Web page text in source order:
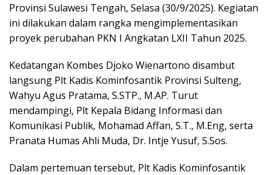
Provinsi Sulawesi Tengah, Selasa (30/9/2025). Kegiatan
ini dilakukan dalam rangka mengimplementasikan
proyek perubahan PKN I Angkatan LXII Tahun 2025.
Kedatangan Kombes Djoko Wienartono disambut
langsung Plt Kadis Kominfosantik Provinsi Sulteng,
Wahyu Agus Pratama, S.STP., M.AP. Turut
mendampingi, Plt Kepala Bidang Informasi dan
Komunikasi Publik, Mohamad Affan, S.T., M.Eng, serta
Pranata Humas Ahli Muda, Dr. Intje Yusuf, S.Sos.
Dalam pertemuan tersebut, Plt Kadis Kominfosantik